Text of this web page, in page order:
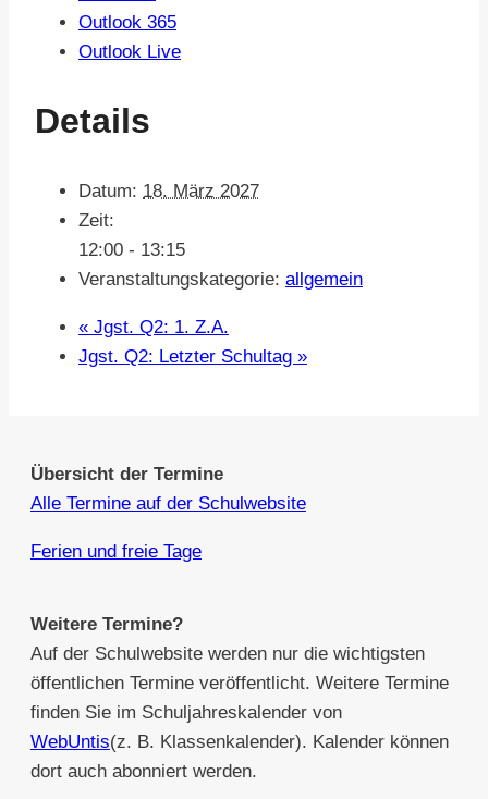
Outlook 365
Outlook Live
Details
Datum: 18. März 2027
Zeit:
12:00 - 13:15
Veranstaltungskategorie: allgemein
« Jgst. Q2: 1. Z.A.
Jgst. Q2: Letzter Schultag »
Übersicht der Termine
Alle Termine auf der Schulwebsite
Ferien und freie Tage
Weitere Termine?
Auf der Schulwebsite werden nur die wichtigsten
öffentlichen Termine veröffentlicht. Weitere Termine
finden Sie im Schuljahreskalender von
WebUntis(z. B. Klassenkalender). Kalender können
dort auch abonniert werden.